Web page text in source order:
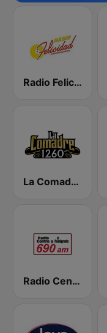
Radio Felicidad 1180 AM
La Comadre 1260 AM
Radio Centro y El Fonógrafo